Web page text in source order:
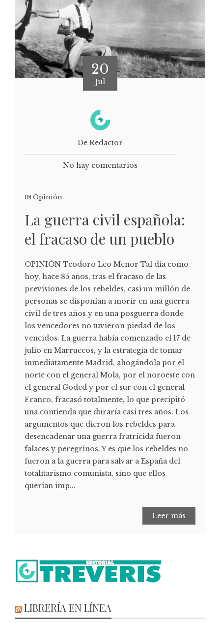
20
Jul
De Redactor
No hay comentarios
Opinión
La guerra civil española:
el fracaso de un pueblo
OPINIÓN Teodoro Leo Menor Tal día como
hoy, hace 85 años, tras el fracaso de las
previsiones de los rebeldes, casi un millón de
personas se disponían a morir en una guerra
civil de tres años y en una posguerra donde
los vencedores no tuvieron piedad de los
vencidos. La guerra había comenzado el 17 de
julio en Marruecos, y la estrategia de tomar
inmediatamente Madrid, ahogándola por el
norte con el general Mola, por el noroeste con
el general Goded y por el sur con el general
Franco, fracasó totalmente, lo que precipitó
una contienda que duraría casi tres años. Los
argumentos que dieron los rebeldes para
desencadenar una guerra fratricida fueron
falaces y peregrinos. Y es que los rebeldes no
fueron a la guerra para salvar a España del
totalitarismo comunista, sino que ellos
querían imp...
Leer más
LIBRERÍA EN LÍNEA